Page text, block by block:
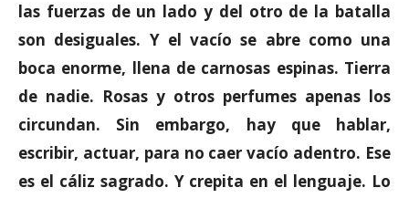
las fuerzas de un lado y del otro de la batalla
son desiguales. Y el vacío se abre como una
boca enorme, llena de carnosas espinas. Tierra
de nadie. Rosas y otros perfumes apenas los
circundan. Sin embargo, hay que hablar,
escribir, actuar, para no caer vacío adentro. Ese
es el cáliz sagrado. Y crepita en el lenguaje. Lo